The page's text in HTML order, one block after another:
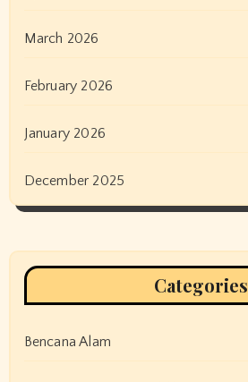
March 2026
February 2026
January 2026
December 2025
Categories
Bencana Alam